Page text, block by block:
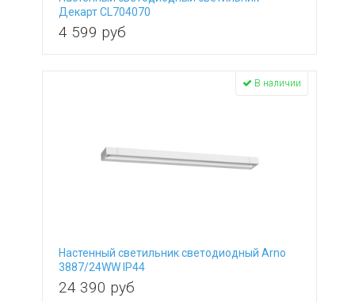
Декарт CL704070
4 599 руб
Настенный светильник светодиодный Arno
3887/24WW IP44
24 390 руб
В наличии